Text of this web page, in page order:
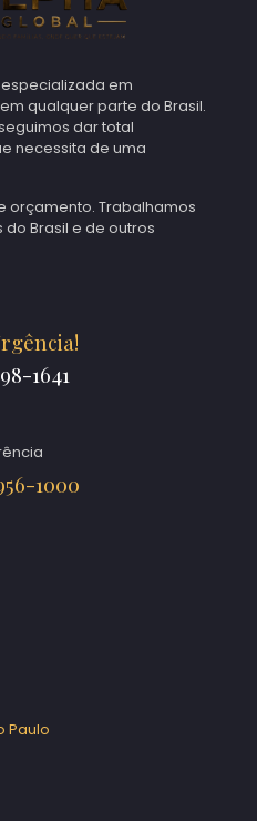
em
qualquer parte do Brasil.
dar total
necessita de uma
orçamento. Trabalhamos
Brasil e de outros
1641
1000
Paulo